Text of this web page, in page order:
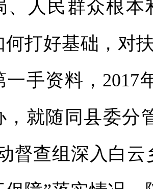
、人民群众根
何打好基础，对
一手资料，2017
，就随同县委分
督查组深入白